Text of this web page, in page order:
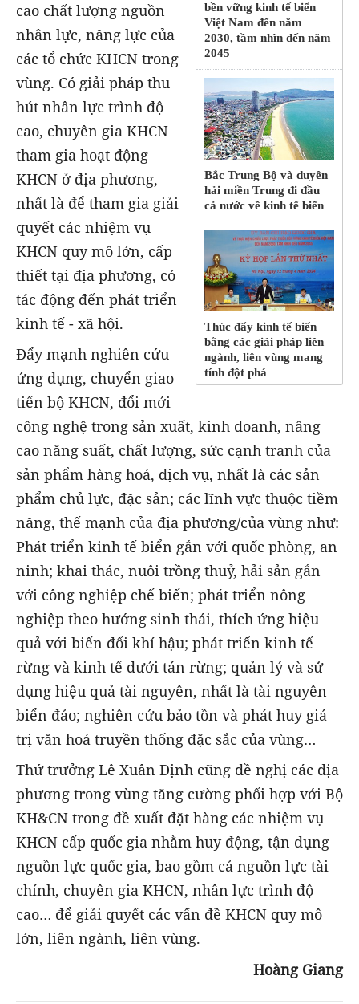
bền vững kinh tế biển
Việt Nam đến năm
2030, tầm nhìn đến năm
2045
Bắc Trung Bộ và duyên
hải miền Trung đi đầu
cả nước về kinh tế biển
Thúc đẩy kinh tế biển
bằng các giải pháp liên
ngành, liên vùng mang
tính đột phá
cao chất lượng nguồn
nhân lực, năng lực của
các tổ chức KHCN trong
vùng. Có giải pháp thu
hút nhân lực trình độ
cao, chuyên gia KHCN
tham gia hoạt động
KHCN ở địa phương,
nhất là để tham gia giải
quyết các nhiệm vụ
KHCN quy mô lớn, cấp
thiết tại địa phương, có
tác động đến phát triển
kinh tế - xã hội.
Đẩy mạnh nghiên cứu
ứng dụng, chuyển giao
tiến bộ KHCN, đổi mới
công nghệ trong sản xuất, kinh doanh, nâng
cao năng suất, chất lượng, sức cạnh tranh của
sản phẩm hàng hoá, dịch vụ, nhất là các sản
phẩm chủ lực, đặc sản; các lĩnh vực thuộc tiềm
năng, thế mạnh của địa phương/của vùng như:
Phát triển kinh tế biển gắn với quốc phòng, an
ninh; khai thác, nuôi trồng thuỷ, hải sản gắn
với công nghiệp chế biến; phát triển nông
nghiệp theo hướng sinh thái, thích ứng hiệu
quả với biến đổi khí hậu; phát triển kinh tế
rừng và kinh tế dưới tán rừng; quản lý và sử
dụng hiệu quả tài nguyên, nhất là tài nguyên
biển đảo; nghiên cứu bảo tồn và phát huy giá
trị văn hoá truyền thống đặc sắc của vùng…
Thứ trưởng Lê Xuân Định cũng đề nghị các địa
phương trong vùng tăng cường phối hợp với Bộ
KH&CN trong đề xuất đặt hàng các nhiệm vụ
KHCN cấp quốc gia nhằm huy động, tận dụng
nguồn lực quốc gia, bao gồm cả nguồn lực tài
chính, chuyên gia KHCN, nhân lực trình độ
cao… để giải quyết các vấn đề KHCN quy mô
lớn, liên ngành, liên vùng.
Hoàng Giang